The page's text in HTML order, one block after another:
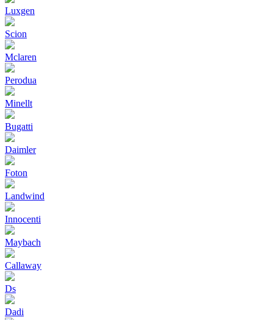
Luxgen
Scion
Mclaren
Perodua
Minellt
Bugatti
Daimler
Foton
Landwind
Innocenti
Maybach
Callaway
Ds
Dadi